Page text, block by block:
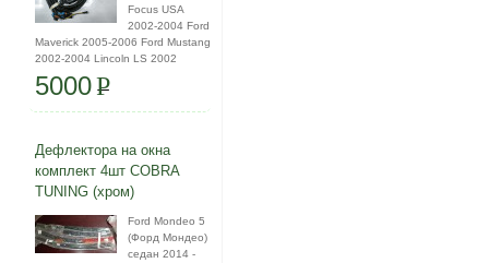
Focus USA
2002-2004 Ford
Maverick 2005-2006 Ford Mustang
2002-2004 Lincoln LS 2002
5000P
Дефлектора на окна
комплект 4шт COBRA
TUNING (хром)
Ford Mondeo 5
(Форд Мондео)
седан 2014 -